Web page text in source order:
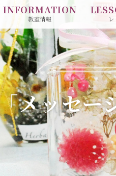
INFORMATION
教室情報
メッセー